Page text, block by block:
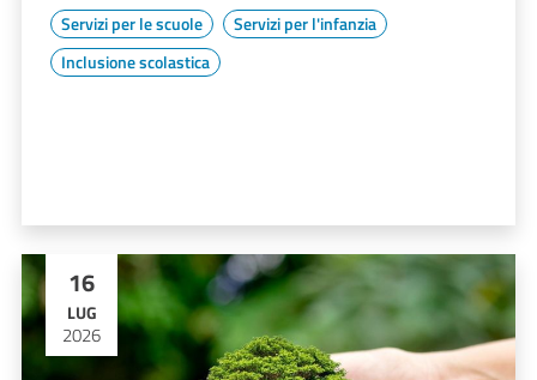
Servizi per le scuole
Servizi per l'infanzia
Inclusione scolastica
16
LUG
2026